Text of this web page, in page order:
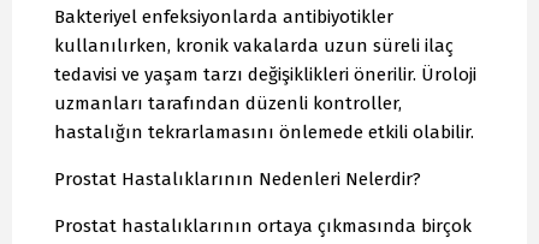
Bakteriyel enfeksiyonlarda antibiyotikler
kullanılırken, kronik vakalarda uzun süreli ilaç
tedavisi ve yaşam tarzı değişiklikleri önerilir. Üroloji
uzmanları tarafından düzenli kontroller,
hastalığın tekrarlamasını önlemede etkili olabilir.
Prostat Hastalıklarının Nedenleri Nelerdir?
Prostat hastalıklarının ortaya çıkmasında birçok